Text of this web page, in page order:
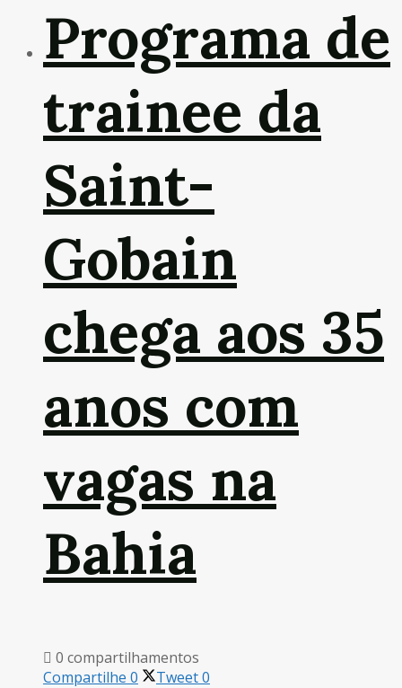
Programa de
trainee da
Saint-
Gobain
chega aos 35
anos com
vagas na
Bahia
0 compartilhamentos
Compartilhe 0 Tweet0